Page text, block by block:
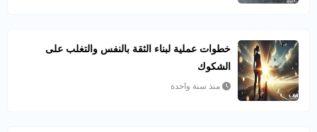
خطوات عملية لبناء الثقة بالنفس والتغلب على
الشكوك
منذ سنة واحدة